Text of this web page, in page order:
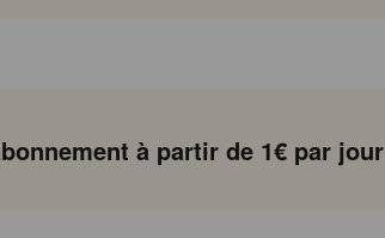
à partir de 1€ par jour